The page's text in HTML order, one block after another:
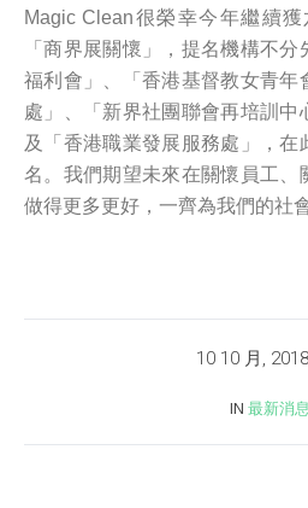
Magic Clean很榮幸今年繼續
「商界展關懷」，提名機構不
福利會」、「香港基督教女青年
處」、「新界社團聯會再培訓中
及「香港職業發展服務處」，在
名。我們期望未來在關懷員工、
做得更多更好，一齊為我們的社
10 10 月, 2018
IN 最新消息